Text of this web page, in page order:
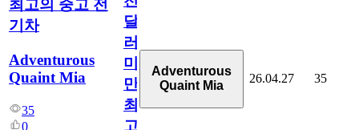
최고의 중고 전
기차
Adventurous
Quaint Mia
35
0
달
러
미
만
최
고
Adventurous
Quaint Mia
26.04.27 35